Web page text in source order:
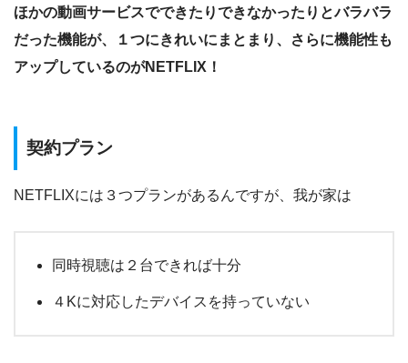
ほかの動画サービスでできたりできなかったりとバラバラ
だった機能が、１つにきれいにまとまり、さらに機能性も
アップしているのがNETFLIX！
契約プラン
NETFLIXには３つプランがあるんですが、我が家は
同時視聴は２台できれば十分
４Kに対応したデバイスを持っていない